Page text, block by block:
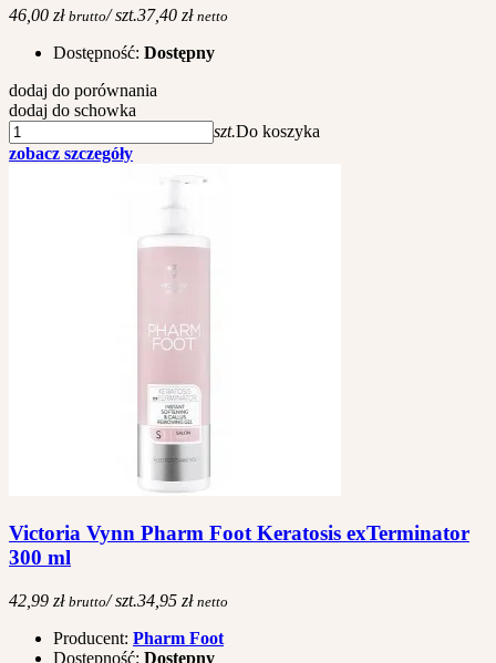
46,00 zł brutto/ szt.37,40 zł netto
Dostępność: Dostępny
dodaj do porównania
dodaj do schowka
szt.Do koszyka
zobacz szczegóły
Victoria Vynn Pharm Foot Keratosis exTerminator
300 ml
42,99 zł brutto/ szt.34,95 zł netto
Producent: Pharm Foot
Dostępność: Dostępny